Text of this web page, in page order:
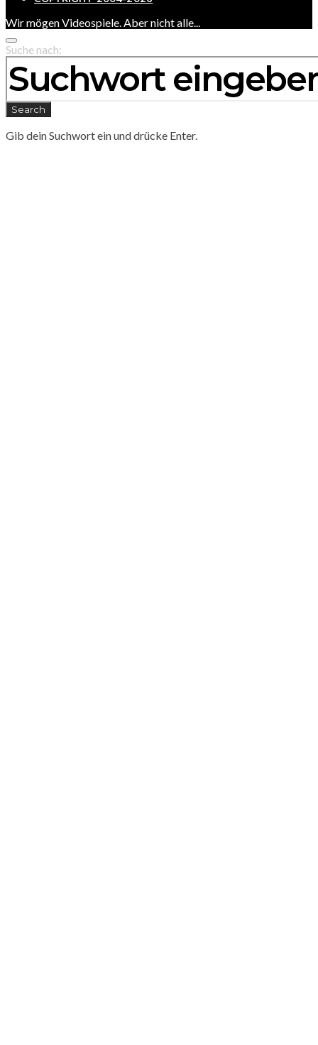
Wir mögen Videospiele. Aber nicht alle...
Suche nach:
Search
Gib dein Suchwort ein und drücke Enter.